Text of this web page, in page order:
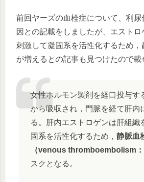
前回ヤーズの血栓症について、利
因との記載をしましたが、エスト
刺激して凝固系を活性化するため，
が増えるとの記事も見つけたので載
女性ホルモン製剤を経口投与す
から吸収され，門脈を経て肝内
る。肝内エストロゲンは肝組織
固系を活性化するため， 静脈血
（venous thromboembolism：
スクとなる。